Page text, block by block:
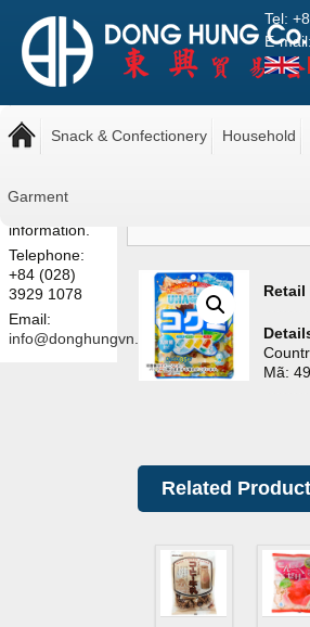
Tel:
E-
Snack & Confectionery Household
Garment
Note: The
prices shown
here are retail
Contact us
information.
Telephone:
+84 (028)
3929 1078
Email:
info@donghungvn.com
Kẹo Dẻo
Nước Giải
Retail
Mã:
Related